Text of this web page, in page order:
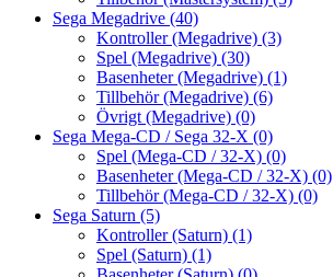
Sega Megadrive (40)
Kontroller (Megadrive) (3)
Spel (Megadrive) (30)
Basenheter (Megadrive) (1)
Tillbehör (Megadrive) (6)
Övrigt (Megadrive) (0)
Sega Mega-CD / Sega 32-X (0)
Spel (Mega-CD / 32-X) (0)
Basenheter (Mega-CD / 32-X) (0)
Tillbehör (Mega-CD / 32-X) (0)
Sega Saturn (5)
Kontroller (Saturn) (1)
Spel (Saturn) (1)